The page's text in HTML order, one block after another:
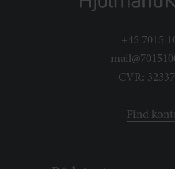
+45 7015
CVR:
Find